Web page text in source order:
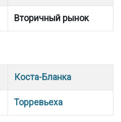
Вторичный рынок
Коста-Бланка
Торревьеха